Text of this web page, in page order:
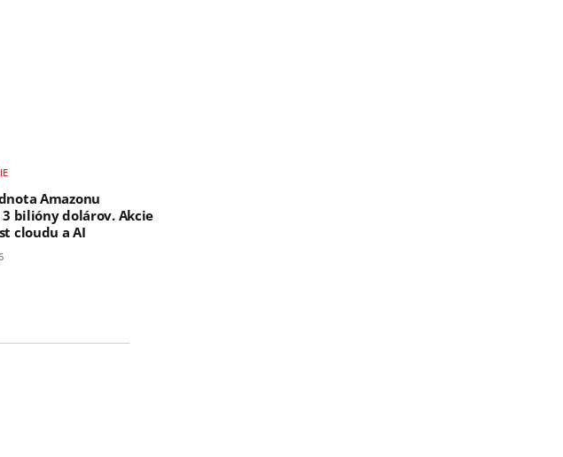
Amazonu
bilióny dolárov. Akcie
cloudu a AI